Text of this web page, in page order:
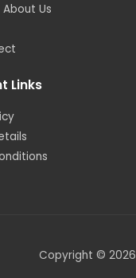
Us
Links
Copyright © 2026